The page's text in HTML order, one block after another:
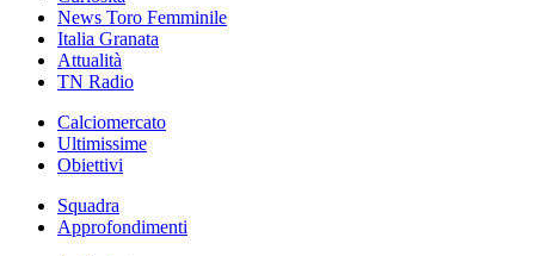
News Toro Femminile
Italia Granata
Attualità
TN Radio
Calciomercato
Ultimissime
Obiettivi
Squadra
Approfondimenti